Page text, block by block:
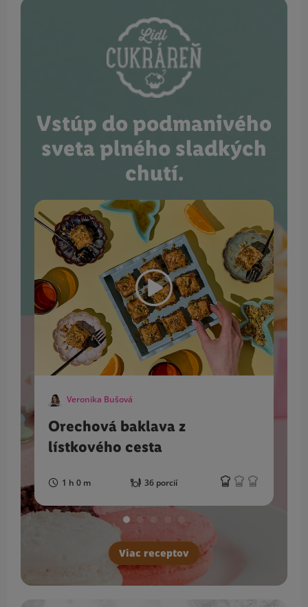
Vstúp do podmanivého
sveta plného sladkých
chutí.
Veronika Bušová
Orechová baklava z
lístkového cesta
1 h 0 m 36 porcií
Viac receptov